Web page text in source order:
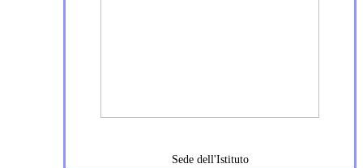
Sede dell'Istituto